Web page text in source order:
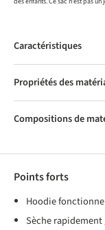
Caractéristiques
Propriétés des
Compositions de
Points forts
Hoodie
Sèche